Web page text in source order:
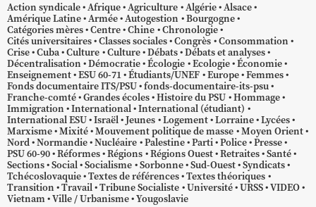
Action syndicale Afrique Agriculture Algérie Alsace
Amérique Latine Armée Autogestion
Bourgogne
Catégories mères Centre Chine Chronologie
Cités universitaires Classes sociales Congrès Consommation
Crise Cuba Culture Culture Débats Débats et analyses
Décentralisation Démocratie Écologie Ecologie Économie
Enseignement ESU 60-71 Étudiants/UNEF Europe Femmes
Fonds documentaire ITS/PSU fonds-documentaire-its-psu
Franche-comté Grandes écoles Histoire du PSU Hommage
Immigration International International (étudiant)
International ESU Israël Jeunes Logement Lorraine Lycées
Marxisme Mixité Mouvement politique de masse Moyen Orient
Nord Normandie Nucléaire Palestine Parti Police Presse
PSU 60-90 Réformes Régions Régions Ouest Retraites Santé
Sections Social Socialisme Sorbonne Sud-Ouest Syndicats
Tchécoslovaquie Textes de références Textes théoriques
Transition Travail Tribune Socialiste Université URSS VIDEO
Vietnam Ville / Urbanisme Yougoslavie